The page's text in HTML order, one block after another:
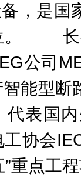
，是
。 长
公司
能型
表国
协会
重点工